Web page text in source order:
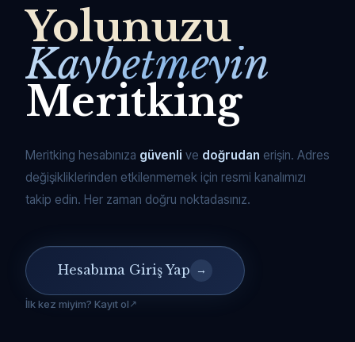
Yolunuzu
Kaybetmeyin
Meritking
Meritking hesabınıza güvenli ve doğrudan erişin. Adres
değişikliklerinden etkilenmemek için resmi kanalımızı
takip edin. Her zaman doğru noktadasınız.
Hesabıma Giriş Yap →
İlk kez miyim? Kayıt ol